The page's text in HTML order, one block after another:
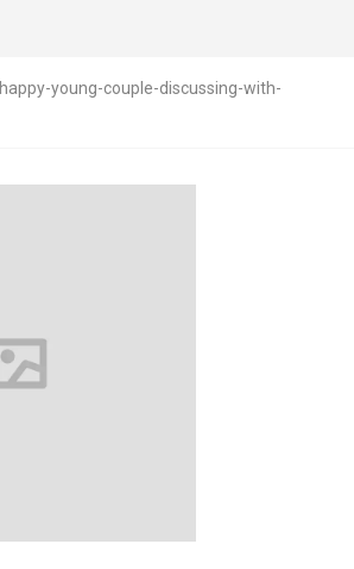
happy-young-couple-discussing-with-